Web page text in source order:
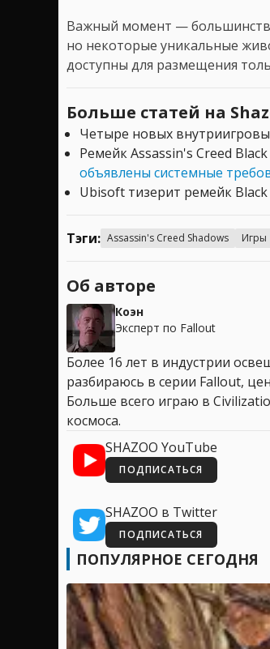
Важный момент —
но некоторые уникальные
доступны для размещения
Больше статей на
Четыре новых
Ремейк Assassin's Creed
объявлены системные
Ubisoft тизерит ремейк Black
Тэги: Assassin's Creed Shadows Игры
Об авторе
Коэн
Эксперт по Fallout
Более 16 лет в индустрии
разбираюсь в серии Fallout,
Больше всего играю в
космоса.
SHAZOO YouTube
ПОДПИСАТЬСЯ
SHAZOO в Twitter
ПОДПИСАТЬСЯ
ПОПУЛЯРНОЕ СЕГОДНЯ